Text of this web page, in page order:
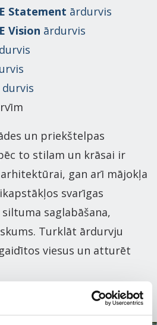
Statement ārdurvis
Vision ārdurvis
durvis
un priekštelpas
to stilam un krāsai ir
gan arī mājokļa
svarīgas
saglabāšana,
Turklāt ārdurvju
viesus un atturēt